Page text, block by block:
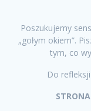
Poszukujemy
„gołym okiem”.
tym, co
Do